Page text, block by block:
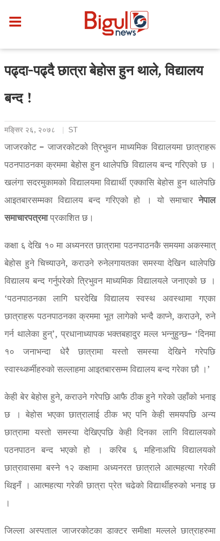
पढ्दा-पढ्दै छात्रा बेहोस हुन थाले, विद्यालय
बन्द !
मङि्सर २६, २०७८ ST
जाजरकोट – जाजरकोटको त्रिभुवन माध्यमिक विद्यालयमा छात्राहरू
पठनपाठनका क्रममा बेहोस हुन थालेपछि विद्यालय बन्द गरिएको छ ।
खलंगा सदरमुकामको विद्यालयमा विद्यार्थी एक्कासि बेहोस हुन थालेपछि
आइतबारसम्मका विद्यालय बन्द गरिएको हो । यो समाचारनेपाल
समाचारपत्रमाप्रकाशित छ।
कक्षा ६ देखि १० मा अध्यनरत छात्रामा पठनपाठनकै समयमा अकस्मात्
बेहोस हुने चिच्याउने, कराउने रुनेलगायतका समस्या देखिन थालेपछि
विद्यालय बन्द गर्नुपरेको त्रिभुवन माध्यमिक विद्यालयले जनाएको छ ।
‘पठनपाठनका लागि घरदेखि विद्यालय स्वस्थ अवस्थामा गएका
छात्राहरू पठनपाठनका क्रममा भूत लागेको भन्दै काप्ने, कराउने, रुने
गर्न थालेका हुन्’, प्रधानाध्यापक भक्तबहादुर मल्ल भन्नुहुन्छ– ‘दिनमा
१० जनाभन्दा धेरै छात्रामा यस्तो समस्या देखिने गरेपछि
स्वास्थ्कर्मीहरुको सल्लाहमा आइतबारसम्म विद्यालय बन्द गरेका छौ ।’
केही बेर बेहोस हुने, कराउने गरेपछि आफै ठीक हुने गरेको उहाँको भनाइ
छ । बेहोस भएका छात्रालाई ठीक भए पनि केही समयपछि अन्य
छात्रामा यस्तो समस्या देखिएपछि केही दिनका लागि विद्यालयको
पठनपाठन बन्द भएको हो । करिब ६ महिनाअघि विद्यालयको
छात्रावासमा बस्ने १२ कक्षामा अध्यनरत छात्राले आत्महत्या गरेकी
थिइनँ । आत्महत्या गरेकी छात्रा प्रेत चढेको विद्यार्थीहरुको भनाइ छ
।
जिल्ला अस्पताल जाजरकोटका डाक्टर समीक्षा मल्लले छात्राहरुमा